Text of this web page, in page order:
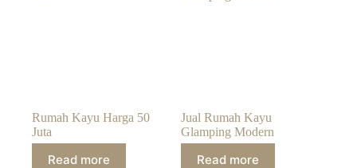
Rumah Kayu Harga 50
Juta
Read more
Jual Rumah Kayu
Glamping Modern
Read more